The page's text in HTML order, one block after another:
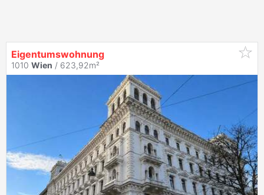
Eigentumswohnung
1010 Wien / 623,92m²